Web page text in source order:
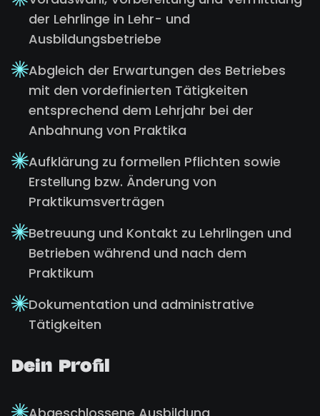
der Lehrlinge in Lehr- und
Ausbildungsbetriebe
Abgleich der Erwartungen des Betriebes
mit den vordefinierten Tätigkeiten
entsprechend dem Lehrjahr bei der
Anbahnung von Praktika
Aufklärung zu formellen Pflichten sowie
Erstellung bzw. Änderung von
Praktikumsverträgen
Betreuung und Kontakt zu Lehrlingen und
Betrieben während und nach dem
Praktikum
Dokumentation und administrative
Tätigkeiten
Dein Profil